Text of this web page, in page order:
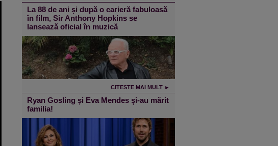
La 88 de ani și după o carieră fabuloasă
în film, Sir Anthony Hopkins se
lansează oficial în muzică
CITESTE MAI MULT ►
Ryan Gosling și Eva Mendes și-au mărit
familia!